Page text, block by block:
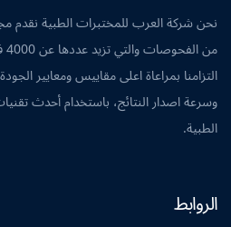
نحن شركة العرب للمختبرات الطبية نقدم
التزامنا بمراعاة اعلى مقاييس ومعايير
وسرعة اصدار النتائج، باستخدام أحدث
الطبية.
الروابط